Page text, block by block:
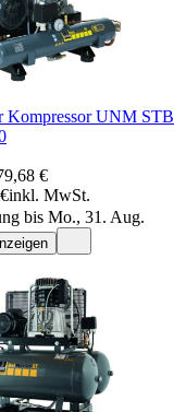
Kompressor UNM STB
€
inkl. MwSt.
bis Mo., 31. Aug.